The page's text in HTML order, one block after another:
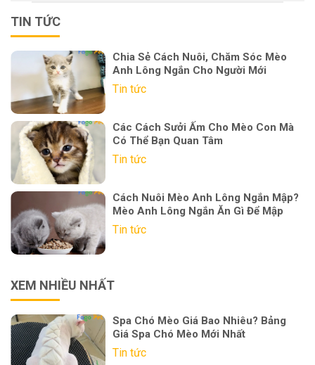
TIN TỨC
Chia Sẻ Cách Nuôi, Chăm Sóc Mèo
Anh Lông Ngắn Cho Người Mới
Tin tức
Các Cách Sưởi Ấm Cho Mèo Con Mà
Có Thể Bạn Quan Tâm
Tin tức
Cách Nuôi Mèo Anh Lông Ngắn Mập?
Mèo Anh Lông Ngắn Ăn Gì Để Mập
Tin tức
XEM NHIỀU NHẤT
Spa Chó Mèo Giá Bao Nhiêu? Bảng
Giá Spa Chó Mèo Mới Nhất
Tin tức